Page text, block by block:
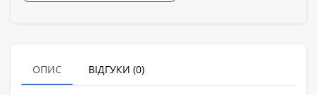
ОПИС ВІДГУКИ (0)